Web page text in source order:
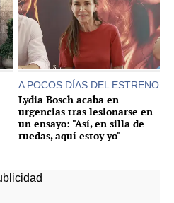
A POCOS DÍAS DEL ESTRENO
Lydia Bosch acaba en
urgencias tras lesionarse en
un ensayo: "Así, en silla de
ruedas, aquí estoy yo"